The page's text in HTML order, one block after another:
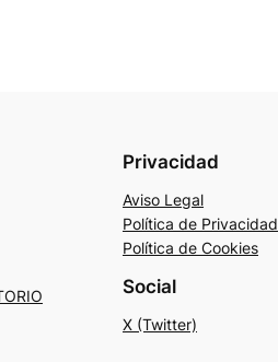
Privacidad
Aviso Legal
Política de Privacidad
Política de Cookies
Social
X (Twitter)